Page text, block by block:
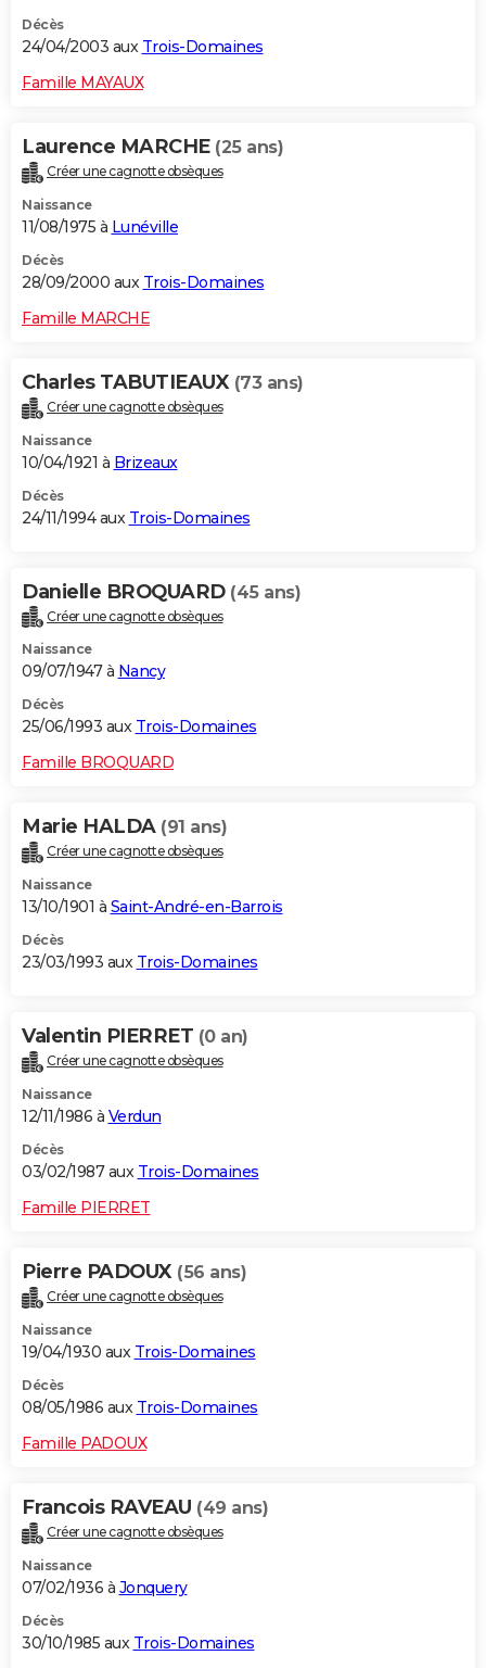
Décès
24/04/2003 aux Trois-Domaines
Famille MAYAUX
Laurence MARCHE (25 ans)
Créer une cagnotte obsèques
Naissance
11/08/1975 à Lunéville
Décès
28/09/2000 aux Trois-Domaines
Famille MARCHE
Charles TABUTIEAUX (73 ans)
Créer une cagnotte obsèques
Naissance
10/04/1921 à Brizeaux
Décès
24/11/1994 aux Trois-Domaines
Danielle BROQUARD (45 ans)
Créer une cagnotte obsèques
Naissance
09/07/1947 à Nancy
Décès
25/06/1993 aux Trois-Domaines
Famille BROQUARD
Marie HALDA (91 ans)
Créer une cagnotte obsèques
Naissance
13/10/1901 à Saint-André-en-Barrois
Décès
23/03/1993 aux Trois-Domaines
Valentin PIERRET (0 an)
Créer une cagnotte obsèques
Naissance
12/11/1986 à Verdun
Décès
03/02/1987 aux Trois-Domaines
Famille PIERRET
Pierre PADOUX (56 ans)
Créer une cagnotte obsèques
Naissance
19/04/1930 aux Trois-Domaines
Décès
08/05/1986 aux Trois-Domaines
Famille PADOUX
Francois RAVEAU (49 ans)
Créer une cagnotte obsèques
Naissance
07/02/1936 à Jonquery
Décès
30/10/1985 aux Trois-Domaines